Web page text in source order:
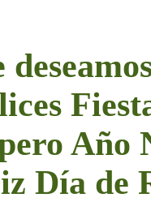
Año
Día de